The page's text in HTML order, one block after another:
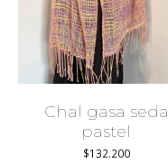
Chal gasa seda
pastel
$132.200